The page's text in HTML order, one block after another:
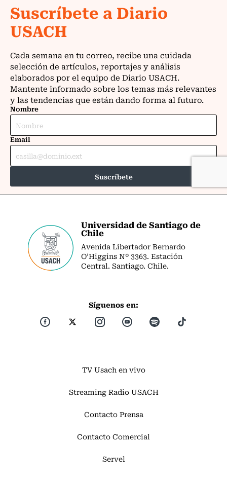
Universidad de Santiago de
Chile
Avenida Libertador Bernardo
O’Higgins Nº 3363. Estación
Central. Santiago. Chile.
Síguenos en:
TV Usach en vivo
Streaming Radio USACH
Contacto Prensa
Contacto Comercial
Servel